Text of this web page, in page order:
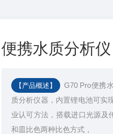
便携水质分析仪
【产品概述】
G70 Pro便携
质分析仪器，内置锂电池可实
业认可⽅法，搭载进⼝光源及
和⽫⽐⾊两种⽐⾊⽅式，